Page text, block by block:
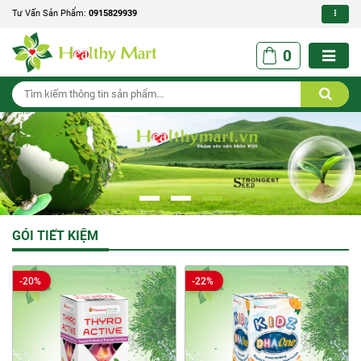
Tư Vấn Sản Phẩm: 0915829939
0
GÓI TIẾT KIỆM
-20% -22%